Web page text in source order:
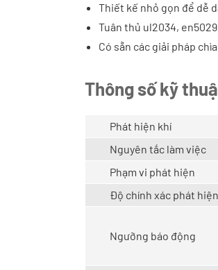
Thiết kế nhỏ gọn để dễ
Tuân thủ ul2034,
Có sẵn các giải pháp
Thông số kỹ
Phát hiện khí
Nguyên tắc làm việc
Phạm vi phát hiện
Độ chính xác phát hiện
Ngưỡng báo động